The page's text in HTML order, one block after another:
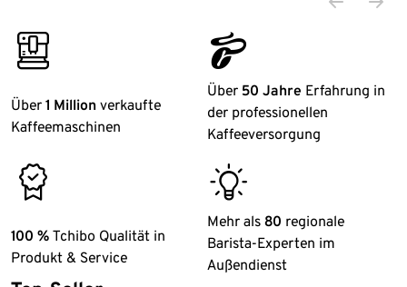
fully_coffee_machine
Über 1 Million verkaufte
Kaffeemaschinen
tchibo_logo
Über 50 Jahre Erfahrung in
der professionellen
Kaffeeversorgung
checked
100 % Tchibo Qualität in
Produkt & Service
barista_tip
Mehr als 80 regionale
Barista-Experten im
Außendienst